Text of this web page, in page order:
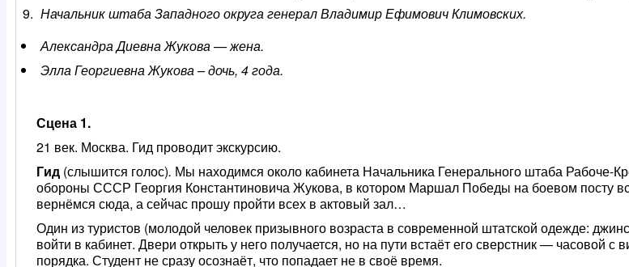
Начальник штаба Западного округа генерал Владимир Ефимович Климовских.
Александра Диевна Жукова — жена.
Элла Георгиевна Жукова – дочь, 4 года.
Сцена 1.
21 век. Москва. Гид проводит экскурсию.
Гид (слышится голос). Мы находимся около кабинета Начальника Генерального штаба Рабоче-
обороны СССР Георгия Константиновича Жукова, в котором Маршал Победы на боевом посту
вернёмся сюда, а сейчас прошу пройти всех в актовый зал…
Один из туристов (молодой человек призывного возраста в современной штатской одежде:
войти в кабинет. Двери открыть у него получается, но на пути встаёт его сверстник — часовой
порядка. Студент не сразу осознаёт, что попадает не в своё время.